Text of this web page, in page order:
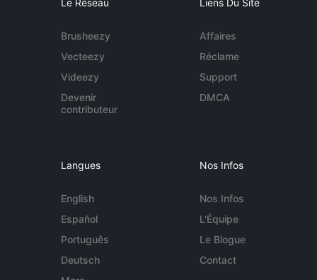
Le Réseau
Brusheezy
Vecteezy
Videezy
Devenir
contributeur
Liens Du Site
Affaires
Réclame
Support
DMCA
Langues
English
Español
Português
Deutsch
Nos Infos
Nos Infos
L'Équipe
Le Blogue
Contact